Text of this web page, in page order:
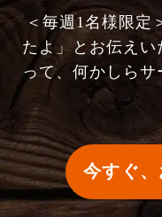
＜毎週1名様限定
たよ」とお伝え
って、何かしら
今すぐ